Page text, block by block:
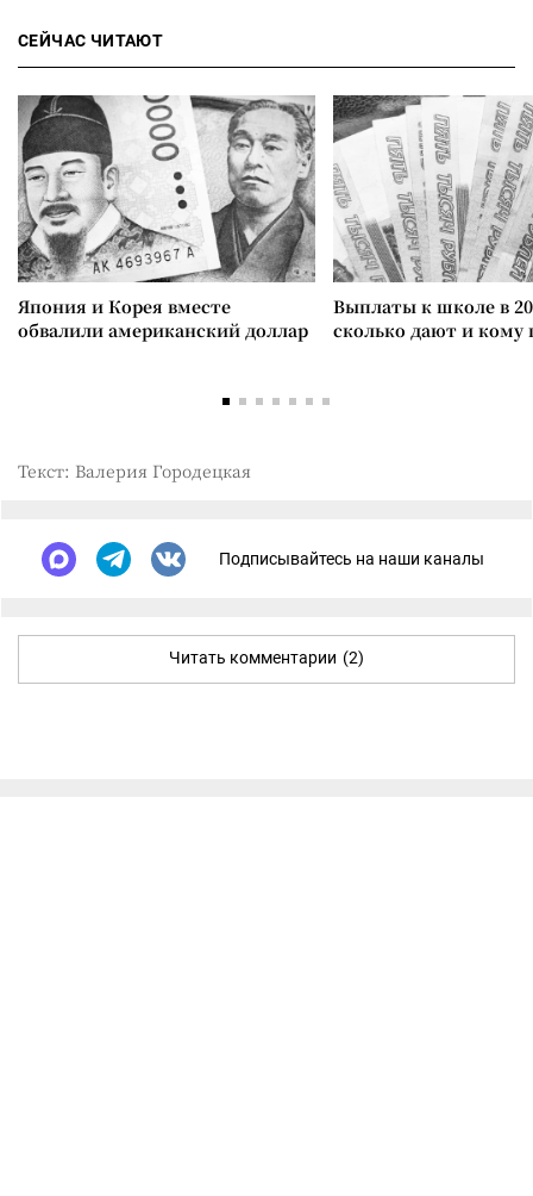
СЕЙЧАС ЧИТАЮТ
Япония и Корея вместе
обвалили американский доллар
Выплаты к школе в
сколько дают и
Текст: Валерия Городецкая
Подписывайтесь на наши каналы
Читать комментарии (2)